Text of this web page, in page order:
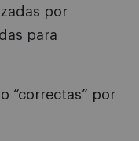
por
para
“correctas” por